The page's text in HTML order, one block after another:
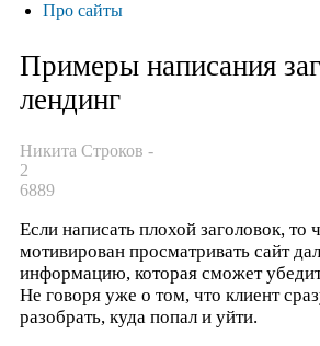
Про сайты
Примеры написания
лендинг
Никита Строков -
2
6889
Если написать плохой заголовок, то
мотивирован просматривать сайт
информацию, которая сможет
Не говоря уже о том, что клиент
разобрать, куда попал и уйти.